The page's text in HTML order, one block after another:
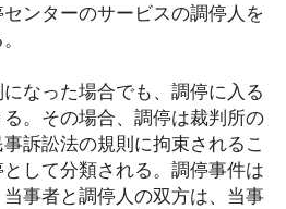
ンターのサービスの調停人を
なった場合でも、調停に入る
。その場合、調停は裁判所の
訴訟法の規則に拘束されるこ
して分類される。調停事件は
事者と調停人の双方は、当事